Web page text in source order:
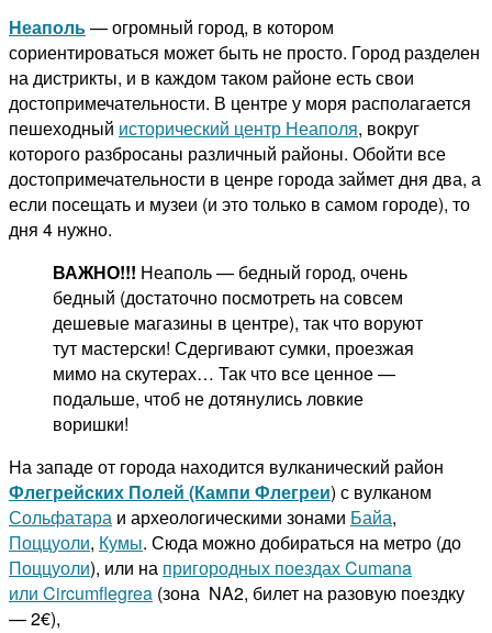
Неаполь— огромный город, в котором
сориентироваться может быть не просто. Город разделен
на дистрикты, и в каждом таком районе есть свои
достопримечательности. В центре у моря располагается
пешеходный исторический центр Неаполя, вокруг
которого разбросаны различный районы. Обойти все
достопримечательности в ценре города займет дня два, а
если посещать и музеи (и это только в самом городе), то
дня 4 нужно.
ВАЖНО!!! Неаполь — бедный город, очень
бедный (достаточно посмотреть на совсем
дешевые магазины в центре), так что воруют
тут мастерски! Сдергивают сумки, проезжая
мимо на скутерах… Так что все ценное —
подальше, чтоб не дотянулись ловкие
воришки!
На западе от города находится вулканический район
Флегрейских Полей (Кампи Флегреи) с вулканом
Сольфатара и археологическими зонами Байа,
Поццуоли, Кумы. Сюда можно добираться на метро (до
Поццуоли), или на пригородных поездах Cumana
или Circumflegrea (зона NA2, билет на разовую поездку
— 2€),